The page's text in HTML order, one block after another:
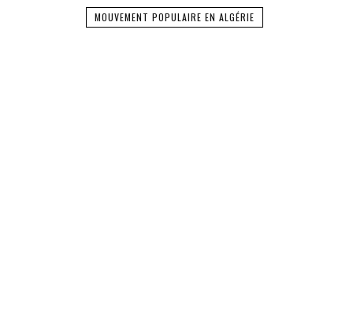
MOUVEMENT POPULAIRE EN ALGÉRIE